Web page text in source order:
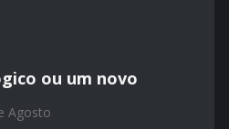
ou um novo
Agosto